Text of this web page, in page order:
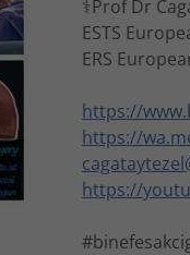
⚕Prof Dr
ESTS
ERS
https://
https://
https://